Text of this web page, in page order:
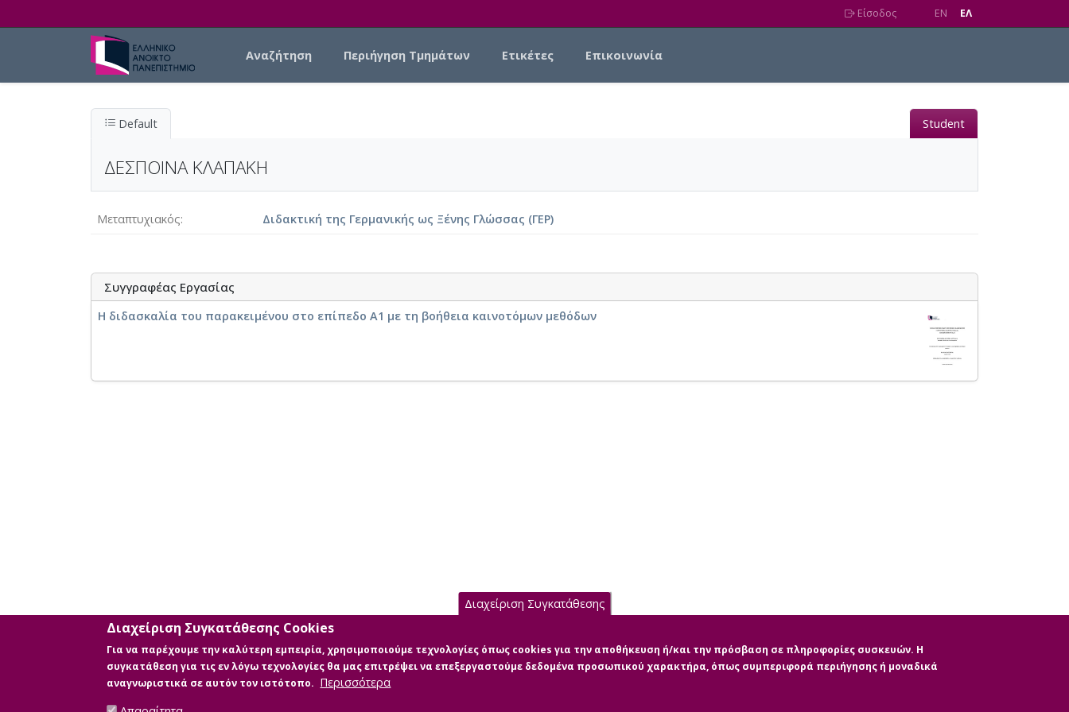
Είσοδος EN EΛ
Αναζήτηση Περιήγηση Τμημάτων Ετικέτες Επικοινωνία
Default Student
ΔΕΣΠΟΙΝΑ ΚΛΑΠΑΚΗ
Μεταπτυχιακός Διδακτική της Γερμανικής ως Ξένης Γλώσσας (ΓΕΡ)
Συγγραφέας Εργασίας
Η διδασκαλία του παρακειμένου στο επίπεδο A1 με τη βοήθεια καινοτόμων μεθόδων
Διαχείριση Συγκατάθεσης
Διαχείριση Συγκατάθεσης Cookies
Για να παρέχουμε την καλύτερη εμπειρία, χρησιμοποιούμε τεχνολογίες όπως cookies για την αποθήκευση ή/και την πρόσβαση σε πληροφορίες συσκευών. Η
συγκατάθεση για τις εν λόγω τεχνολογίες θα μας επιτρέψει να επεξεργαστούμε δεδομένα προσωπικού χαρακτήρα, όπως συμπεριφορά περιήγησης ή μοναδικά
αναγνωριστικά σε αυτόν τον ιστότοπο. Περισσότερα